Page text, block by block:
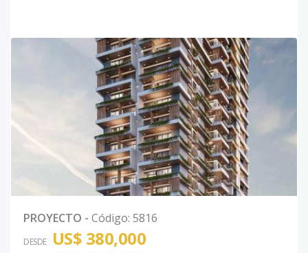
PROYECTO - Código: 5816
DESDE US$ 380,000